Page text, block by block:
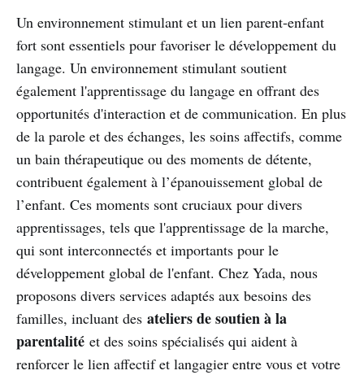
Un environnement stimulant et un lien parent-enfant
fort sont essentiels pour favoriser le développement du
langage. Un environnement stimulant soutient
également l'apprentissage du langage en offrant des
opportunités d'interaction et de communication. En plus
de la parole et des échanges, les soins affectifs, comme
un bain thérapeutique ou des moments de détente,
contribuent également à l’épanouissement global de
l’enfant. Ces moments sont cruciaux pour divers
apprentissages, tels que l'apprentissage de la marche,
qui sont interconnectés et importants pour le
développement global de l'enfant. Chez Yada, nous
proposons divers services adaptés aux besoins des
familles, incluant des ateliers de soutien à la
parentalité et des soins spécialisés qui aident à
renforcer le lien affectif et langagier entre vous et votre